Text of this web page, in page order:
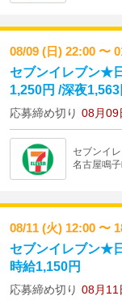
08/09 (日) 22:00 〜
セブンイレブン★
1,250円 /深夜1,563
応募締め切り 08月09
セブンイ
名古屋鳴
08/11 (火) 12:00 〜
セブンイレブン★
時給1,150円
応募締め切り 08月11